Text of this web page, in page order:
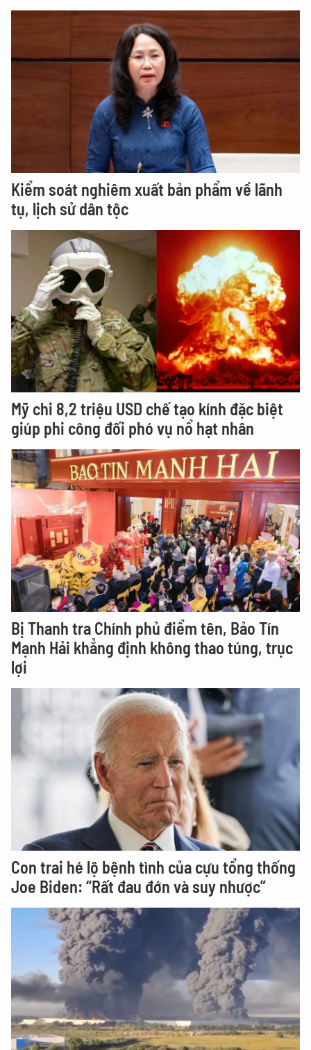
Kiểm soát nghiêm xuất bản phẩm về lãnh
tụ, lịch sử dân tộc
Mỹ chi 8,2 triệu USD chế tạo kính đặc biệt
giúp phi công đối phó vụ nổ hạt nhân
Bị Thanh tra Chính phủ điểm tên, Bảo Tín
Mạnh Hải khẳng định không thao túng, trục
lợi
Con trai hé lộ bệnh tình của cựu tổng thống
Joe Biden: “Rất đau đớn và suy nhược”